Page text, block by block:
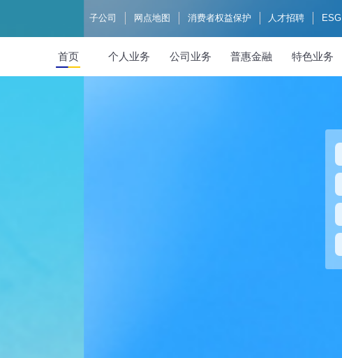
子公司 网点地图 消费者权益保护 人才招聘 ESG
首页 个人业务 公司业务 普惠金融 特色业务